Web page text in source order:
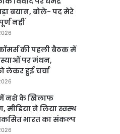
बयान, बोले- पद मेरे
नहीं
की पहली बैठक में
पर मंथन,
लेकर हुई चर्चा
नशे के खिलाफ
ने लिया स्वस्थ
भारत का संकल्प